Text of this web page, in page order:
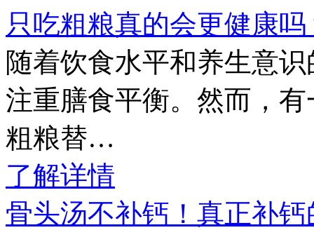
只吃粗粮真的会更健康
随着饮食水平和养生意
注重膳食平衡。然而，
粗粮替…
了解详情
骨头汤不补钙！真正补